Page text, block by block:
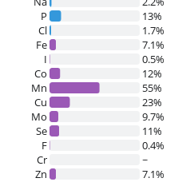
P
13%
Cl
1.7%
Fe
7.1%
I
0.5%
Co
12%
Mn
55%
Cu
23%
Mo
9.7%
Se
11%
F
0.4%
Cr
~
Zn
7.1%